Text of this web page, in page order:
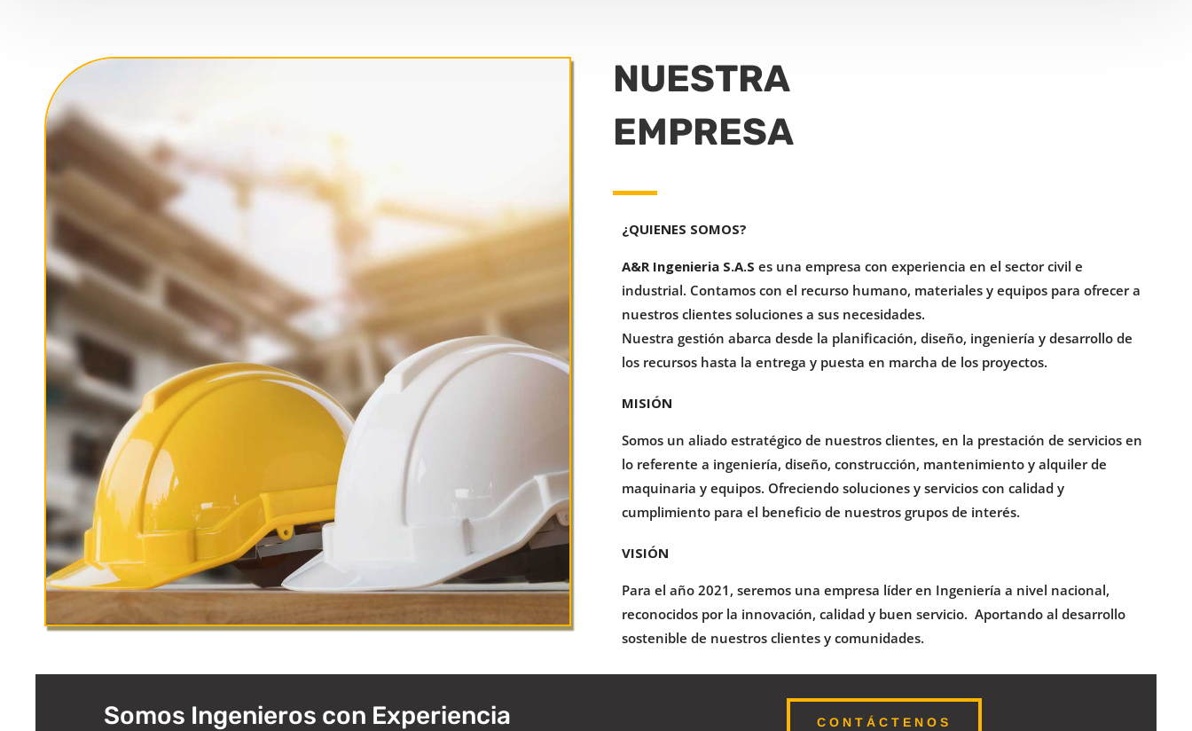
NUESTRA
EMPRESA
¿QUIENES SOMOS?
A&R Ingenieria S.A.S es una empresa con experiencia en el sector civil e
industrial. Contamos con el recurso humano, materiales y equipos para ofrecer a
nuestros clientes soluciones a sus necesidades.
Nuestra gestión abarca desde la planificación, diseño, ingeniería y desarrollo de
los recursos hasta la entrega y puesta en marcha de los proyectos.
MISIÓN
Somos un aliado estratégico de nuestros clientes, en la prestación de servicios en
lo referente a ingeniería, diseño, construcción, mantenimiento y alquiler de
maquinaria y equipos. Ofreciendo soluciones y servicios con calidad y
cumplimiento para el beneficio de nuestros grupos de interés.
VISIÓN
Para el año 2021, seremos una empresa líder en Ingeniería a nivel nacional,
reconocidos por la innovación, calidad y buen servicio. Aportando al desarrollo
sostenible de nuestros clientes y comunidades.
Somos Ingenieros con Experiencia CONTÁCTENOS